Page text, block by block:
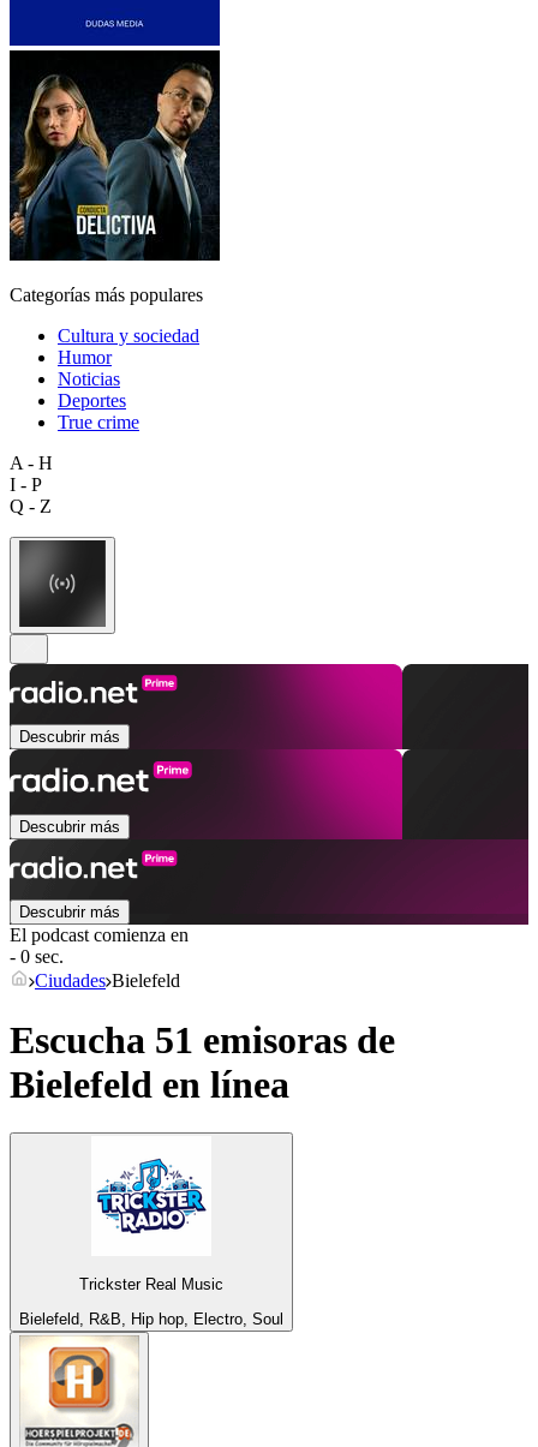
Categorías más populares
Cultura y sociedad
Humor
Noticias
Deportes
True crime
A - H
I - P
Q - Z
Descubrir más
Descubrir más
Descubrir más
El podcast comienza en
- 0 sec.
Ciudades Bielefeld
Escucha 51 emisoras de
Bielefeld en línea
Trickster Real Music
Bielefeld, R&B, Hip hop, Electro, Soul